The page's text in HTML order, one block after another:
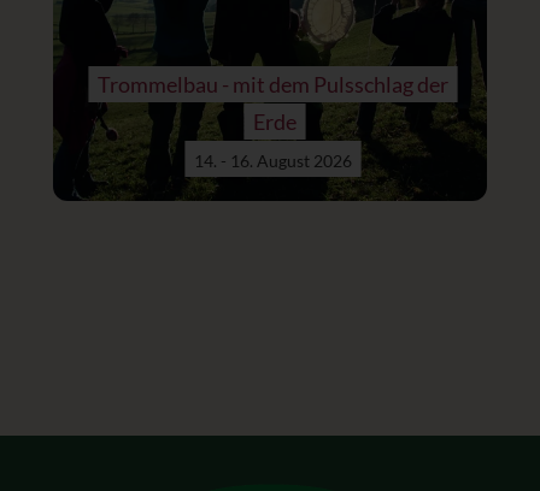
Trommelbau - mit dem Pulsschlag der
Erde
14. - 16. August 2026